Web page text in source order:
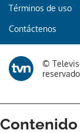
Términos de uso
Contáctenos
©